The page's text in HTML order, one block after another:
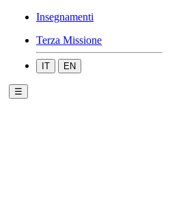
Insegnamenti
Terza Missione
IT EN
☰